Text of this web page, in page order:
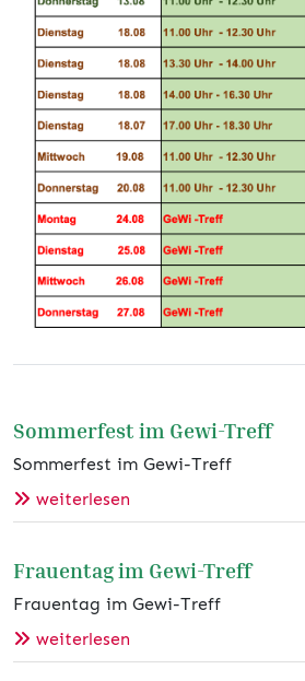
Sommerfest im Gewi-Treff
Sommerfest im Gewi-Treff
weiterlesen
Frauentag im Gewi-Treff
Frauentag im Gewi-Treff
weiterlesen